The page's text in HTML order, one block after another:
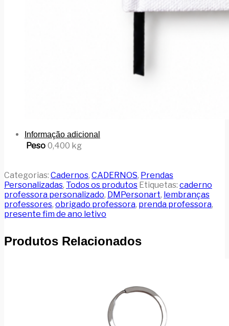
Informação adicional
Peso 0,400 kg
Categorias: Cadernos, CADERNOS, Prendas
Personalizadas, Todos os produtos Etiquetas: caderno
professora personalizado, DMPersonart, lembranças
professores, obrigado professora, prenda professora,
presente fim de ano letivo
Produtos Relacionados